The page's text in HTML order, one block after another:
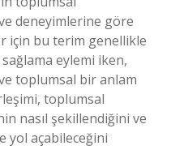
deneyimlerine göre
için bu terim genellikle
sağlama eylemi iken,
toplumsal bir anlam
toplumsal
nasıl şekillendiğini ve
yol açabileceğini